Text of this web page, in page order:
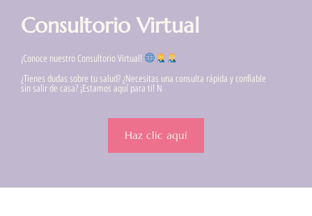
Consultorio Virtual
¡Conoce nuestro Consultorio Virtual!
¿Tienes dudas sobre tu salud? ¿Necesitas una consulta rápida y confiable
sin salir de casa? ¡Estamos aquí para ti! N
Haz clic aquí